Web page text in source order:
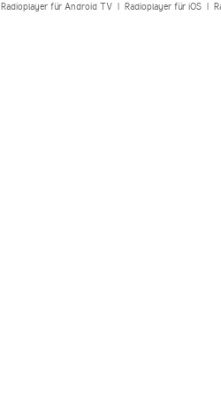
Radioplayer für Android TV| Radioplayer für iOS|